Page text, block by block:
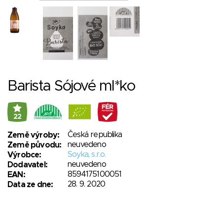
Barista Sójové ml*ko
22
Země výroby:
Česká republika
Země původu:
neuvedeno
Výrobce:
Soyka, s.r.o.
Dodavatel:
neuvedeno
EAN:
8594175100051
Data ze dne:
28. 9. 2020